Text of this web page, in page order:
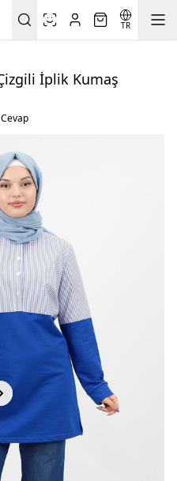
TR
İplik Kumaş